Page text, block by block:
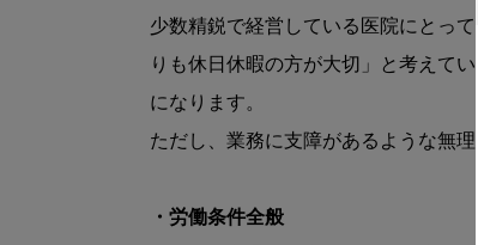
少数精鋭で経営している医院にとっ
りも休日休暇の方が大切」と考えて
になります。
ただし、業務に支障があるような無
・労働条件全般